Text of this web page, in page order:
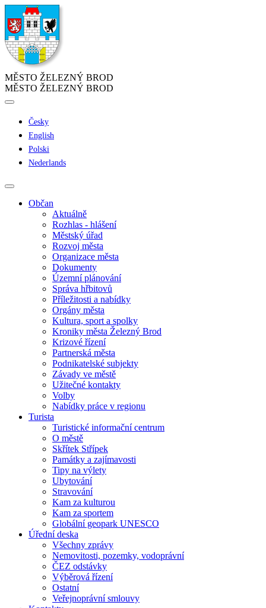
MĚSTO ŽELEZNÝ BROD
MĚSTO ŽELEZNÝ BROD
Česky
English
Polski
Nederlands
Občan
Aktuálně
Rozhlas - hlášení
Městský úřad
Rozvoj města
Organizace města
Dokumenty
Územní plánování
Správa hřbitovů
Příležitosti a nabídky
Orgány města
Kultura, sport a spolky
Kroniky města Železný Brod
Krizové řízení
Partnerská města
Podnikatelské subjekty
Závady ve městě
Užitečné kontakty
Volby
Nabídky práce v regionu
Turista
Turistické informační centrum
O městě
Skřítek Střípek
Památky a zajímavosti
Tipy na výlety
Ubytování
Stravování
Kam za kulturou
Kam za sportem
Globální geopark UNESCO
Úřední deska
Všechny zprávy
Nemovitosti, pozemky, vodoprávní
ČEZ odstávky
Výběrová řízení
Ostatní
Veřejnoprávní smlouvy